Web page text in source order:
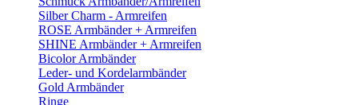
Silber Charm - Armreifen
ROSE Armbänder + Armreifen
SHINE Armbänder + Armreifen
Bicolor Armbänder
Leder- und Kordelarmbänder
Gold Armbänder
Ringe